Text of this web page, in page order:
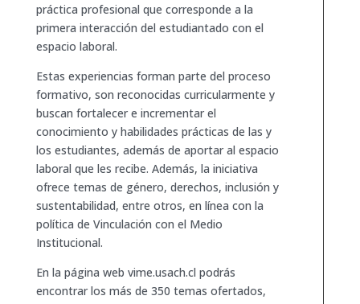
práctica profesional que corresponde a la
primera interacción del estudiantado con el
espacio laboral.
Estas experiencias forman parte del proceso
formativo, son reconocidas curricularmente y
buscan fortalecer e incrementar el
conocimiento y habilidades prácticas de las y
los estudiantes, además de aportar al espacio
laboral que les recibe. Además, la iniciativa
ofrece temas de género, derechos, inclusión y
sustentabilidad, entre otros, en línea con la
política de Vinculación con el Medio
Institucional.
En la página web vime.usach.cl podrás
encontrar los más de 350 temas ofertados,